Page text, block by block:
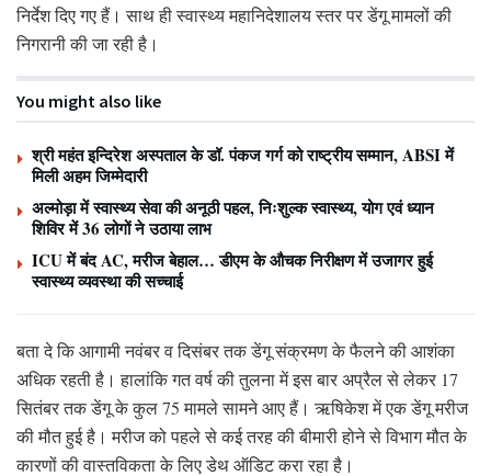
निर्देश दिए गए हैं। साथ ही स्वास्थ्य महानिदेशालय स्तर पर डेंगू मामलों की
निगरानी की जा रही है।
You might also like
श्री महंत इन्दिरेश अस्पताल के डॉ. पंकज गर्ग को राष्ट्रीय सम्मान, ABSI में
मिली अहम जिम्मेदारी
अल्मोड़ा में स्वास्थ्य सेवा की अनूठी पहल, निःशुल्क स्वास्थ्य, योग एवं ध्यान
शिविर में 36 लोगों ने उठाया लाभ
ICU में बंद AC, मरीज बेहाल… डीएम के औचक निरीक्षण में उजागर हुई
स्वास्थ्य व्यवस्था की सच्चाई
बता दे किआगामी नवंबर व दिसंबर तक डेंगू संक्रमण के फैलने की आशंका
अधिक रहती है। हालांकि गत वर्ष की तुलना में इस बार अप्रैल से लेकर 17
सितंबर तक डेंगू के कुल 75 मामले सामने आए हैं। ऋषिकेश में एक डेंगू मरीज
की मौत हुई है। मरीज को पहले से कई तरह की बीमारी होने से विभाग मौत के
कारणों की वास्तविकता के लिए डेथ ऑडिट करा रहा है।